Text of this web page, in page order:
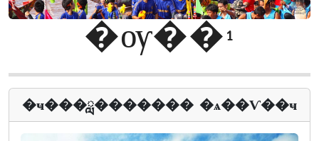
�ѹ��¹
�ҹ���ླ������� �ѧ��Ѵ��ҹ